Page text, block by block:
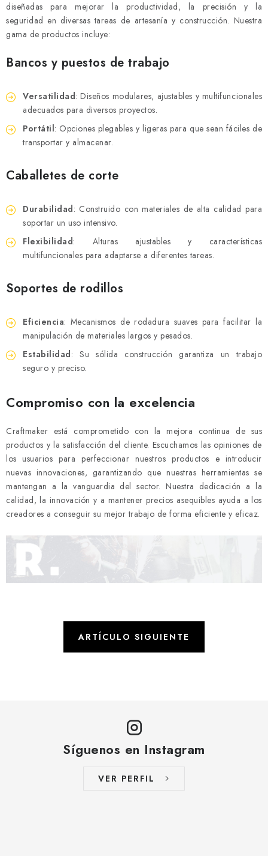
diseñadas para mejorar la productividad, la precisión y la
seguridad en diversas tareas de artesanía y construcción. Nuestra
gama de productos incluye:
Bancos y puestos de trabajo
Versatilidad: Diseños modulares, ajustables y multifuncionales
adecuados para diversos proyectos.
Portátil: Opciones plegables y ligeras para que sean fáciles de
transportar y almacenar.
Caballetes de corte
Durabilidad: Construido con materiales de alta calidad para
soportar un uso intensivo.
Flexibilidad: Alturas ajustables y características
multifuncionales para adaptarse a diferentes tareas.
Soportes de rodillos
Eficiencia: Mecanismos de rodadura suaves para facilitar la
manipulación de materiales largos y pesados.
Estabilidad: Su sólida construcción garantiza un trabajo
seguro y preciso.
Compromiso con la excelencia
Craftmaker está comprometido con la mejora continua de sus
productos y la satisfacción del cliente. Escuchamos las opiniones de
los usuarios para perfeccionar nuestros productos e introducir
nuevas innovaciones, garantizando que nuestras herramientas se
mantengan a la vanguardia del sector. Nuestra dedicación a la
calidad, la innovación y a mantener precios asequibles ayuda a los
creadores a conseguir su mejor trabajo de forma eficiente y eficaz.
ARTÍCULO SIGUIENTE
Síguenos en Instagram
VER PERFIL